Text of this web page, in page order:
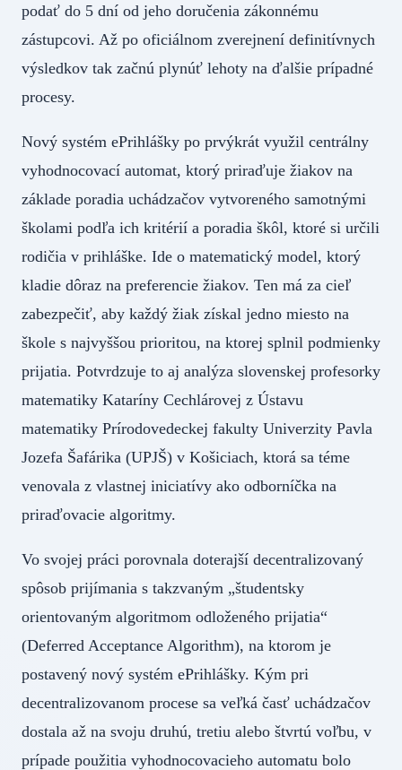
podať do 5 dní od jeho doručenia zákonnému
zástupcovi. Až po oficiálnom zverejnení definitívnych
výsledkov tak začnú plynúť lehoty na ďalšie prípadné
procesy.
Nový systém ePrihlášky po prvýkrát využil centrálny
vyhodnocovací automat, ktorý priraďuje žiakov na
základe poradia uchádzačov vytvoreného samotnými
školami podľa ich kritérií a poradia škôl, ktoré si určili
rodičia v prihláške. Ide o matematický model, ktorý
kladie dôraz na preferencie žiakov. Ten má za cieľ
zabezpečiť, aby každý žiak získal jedno miesto na
škole s najvyššou prioritou, na ktorej splnil podmienky
prijatia. Potvrdzuje to aj analýza slovenskej profesorky
matematiky Kataríny Cechlárovej z Ústavu
matematiky Prírodovedeckej fakulty Univerzity Pavla
Jozefa Šafárika (UPJŠ) v Košiciach, ktorá sa téme
venovala z vlastnej iniciatívy ako odborníčka na
priraďovacie algoritmy.
Vo svojej práci porovnala doterajší decentralizovaný
spôsob prijímania s takzvaným „študentsky
orientovaným algoritmom odloženého prijatia“
(Deferred Acceptance Algorithm), na ktorom je
postavený nový systém ePrihlášky. Kým pri
decentralizovanom procese sa veľká časť uchádzačov
dostala až na svoju druhú, tretiu alebo štvrtú voľbu, v
prípade použitia vyhodnocovacieho automatu bolo